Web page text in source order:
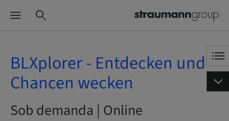
BLXplorer - Entdecken und
Chancen wecken
Sob demanda | Online